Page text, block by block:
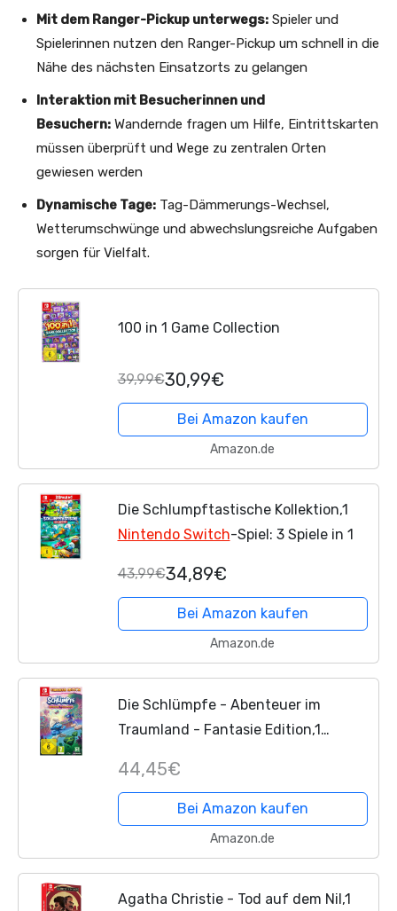
Mit dem Ranger-Pickup unterwegs: Spieler und
Spielerinnen nutzen den Ranger-Pickup um schnell in die
Nähe des nächsten Einsatzorts zu gelangen
Interaktion mit Besucherinnen und
Besuchern: Wandernde fragen um Hilfe, Eintrittskarten
müssen überprüft und Wege zu zentralen Orten
gewiesen werden
Dynamische Tage: Tag-Dämmerungs-Wechsel,
Wetterumschwünge und abwechslungsreiche Aufgaben
sorgen für Vielfalt.
100 in 1 Game Collection
39,99€30,99€
Bei Amazon kaufen
Amazon.de
Die Schlumpftastische Kollektion,1
Nintendo Switch-Spiel: 3 Spiele in 1
43,99€34,89€
Bei Amazon kaufen
Amazon.de
Die Schlümpfe - Abenteuer im
Traumland - Fantasie Edition,1
44,45€
Bei Amazon kaufen
Amazon.de
Agatha Christie - Tod auf dem Nil,1